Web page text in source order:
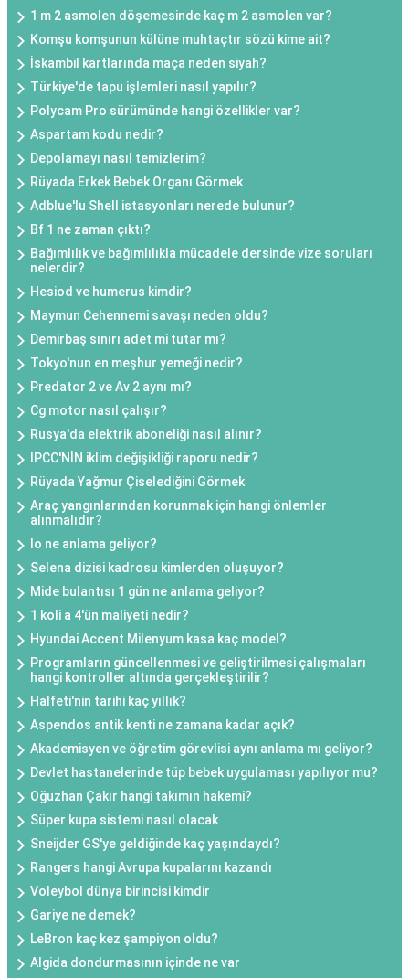
1 m 2 asmolen döşemesinde kaç m 2 asmolen var?
Komşu komşunun külüne muhtaçtır sözü kime ait?
İskambil kartlarında maça neden siyah?
Türkiye'de tapu işlemleri nasıl yapılır?
Polycam Pro sürümünde hangi özellikler var?
Aspartam kodu nedir?
Depolamayı nasıl temizlerim?
Rüyada Erkek Bebek Organı Görmek
Adblue'lu Shell istasyonları nerede bulunur?
Bf 1 ne zaman çıktı?
Bağımlılık ve bağımlılıkla mücadele dersinde vize soruları
nelerdir?
Hesiod ve humerus kimdir?
Maymun Cehennemi savaşı neden oldu?
Demirbaş sınırı adet mi tutar mı?
Tokyo'nun en meşhur yemeği nedir?
Predator 2 ve Av 2 aynı mı?
Cg motor nasıl çalışır?
Rusya'da elektrik aboneliği nasıl alınır?
IPCC'NİN iklim değişikliği raporu nedir?
Rüyada Yağmur Çiselediğini Görmek
Araç yangınlarından korunmak için hangi önlemler
alınmalıdır?
Io ne anlama geliyor?
Selena dizisi kadrosu kimlerden oluşuyor?
Mide bulantısı 1 gün ne anlama geliyor?
1 koli a 4'ün maliyeti nedir?
Hyundai Accent Milenyum kasa kaç model?
Programların güncellenmesi ve geliştirilmesi çalışmaları
hangi kontroller altında gerçekleştirilir?
Halfeti'nin tarihi kaç yıllık?
Aspendos antik kenti ne zamana kadar açık?
Akademisyen ve öğretim görevlisi aynı anlama mı geliyor?
Devlet hastanelerinde tüp bebek uygulaması yapılıyor mu?
Oğuzhan Çakır hangi takımın hakemi?
Süper kupa sistemi nasıl olacak
Sneijder GS'ye geldiğinde kaç yaşındaydı?
Rangers hangi Avrupa kupalarını kazandı
Voleybol dünya birincisi kimdir
Gariye ne demek?
LeBron kaç kez şampiyon oldu?
Algida dondurmasının içinde ne var